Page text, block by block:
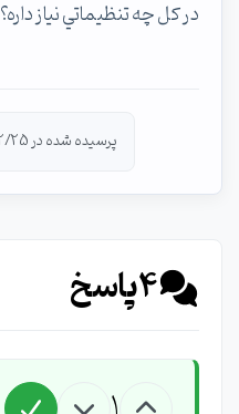
در كل چه تنظيماتي نياز داره؟
پرسیده شده در 1393/02/25 توسط
4پاسخ